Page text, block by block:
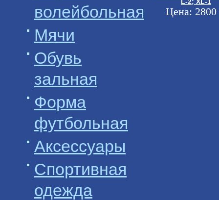
волейбольная
Мячи
Обувь
зальная
Форма
футбольная
Аксессуары
Спортивная
одежда
Цена: 2800